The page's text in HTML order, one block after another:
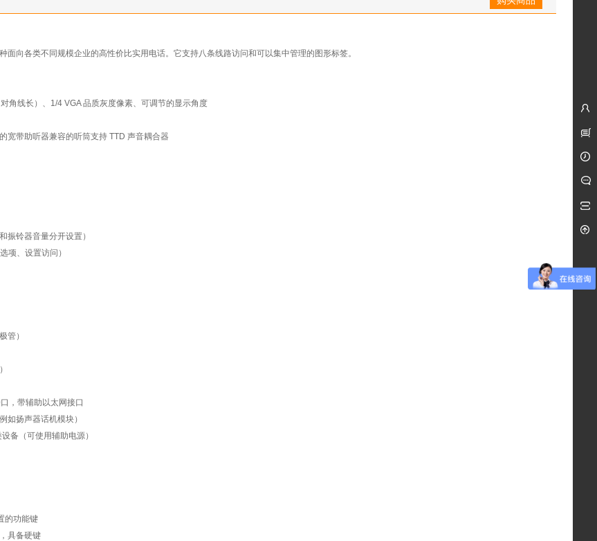
面向各类不同规模企业的高性价比实用电话。它支持八条线路访问和可以集中管理的图形标签。
角线长）、1/4 VGA 品质灰度像素、可调节的显示角度
宽带助听器兼容的听筒支持 TTD 声音耦合器
振铃器音量分开设置）
项、设置访问）
管）
，带辅助以太网接口
如扬声器话机模块）
备（可使用辅助电源）
的功能键
具备硬键